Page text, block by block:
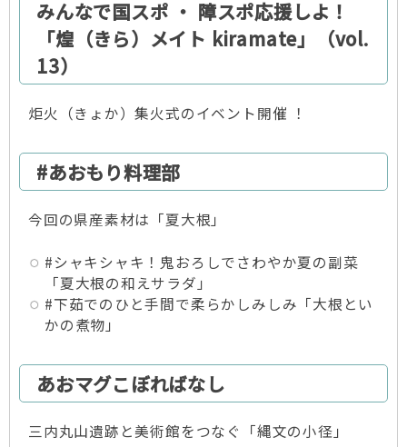
みんなで国スポ ・ 障スポ応援しよ！
「煌（きら）メイト kiramate」（vol.
13）
炬火（きょか）集火式のイベント開催 ！
#あおもり料理部
今回の県産素材は「夏大根」
#シャキシャキ！鬼おろしでさわやか夏の副菜
「夏大根の和えサラダ」
#下茹でのひと手間で柔らかしみしみ「大根とい
かの煮物」
あおマグこぼればなし
三内丸山遺跡と美術館をつなぐ「縄文の小径」